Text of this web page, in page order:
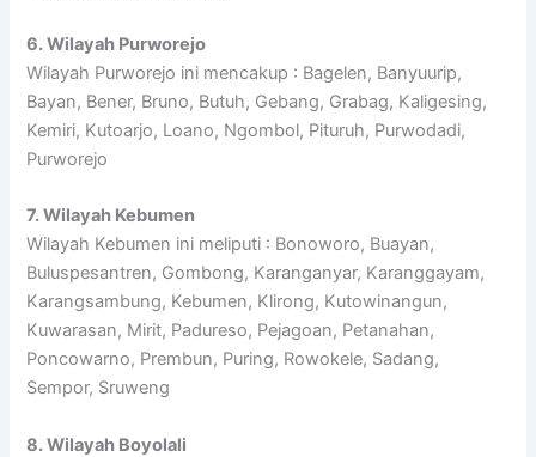
6. Wilayah Purworejo
Wilayah Purworejo ini mencakup : Bagelen, Banyuurip,
Bayan, Bener, Bruno, Butuh, Gebang, Grabag, Kaligesing,
Kemiri, Kutoarjo, Loano, Ngombol, Pituruh, Purwodadi,
Purworejo
7. Wilayah Kebumen
Wilayah Kebumen ini meliputi : Bonoworo, Buayan,
Buluspesantren, Gombong, Karanganyar, Karanggayam,
Karangsambung, Kebumen, Klirong, Kutowinangun,
Kuwarasan, Mirit, Padureso, Pejagoan, Petanahan,
Poncowarno, Prembun, Puring, Rowokele, Sadang,
Sempor, Sruweng
8. Wilayah Boyolali